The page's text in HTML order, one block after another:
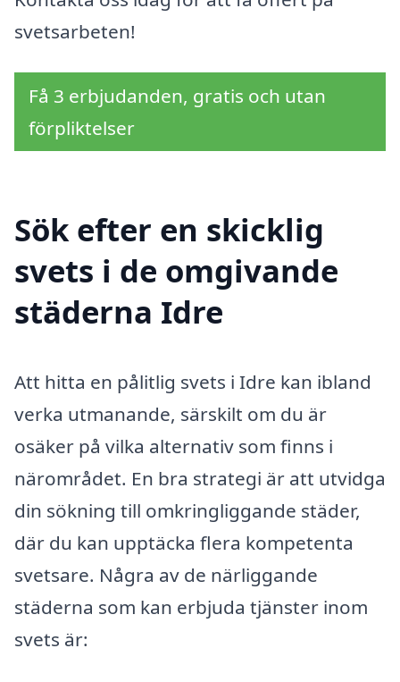
svetsarbeten!
Få 3 erbjudanden, gratis och utan
förpliktelser
Sök efter en skicklig
svets i de omgivande
städerna Idre
Att hitta en pålitlig svets i Idre kan ibland
verka utmanande, särskilt om du är
osäker på vilka alternativ som finns i
närområdet. En bra strategi är att utvidga
din sökning till omkringliggande städer,
där du kan upptäcka flera kompetenta
svetsare. Några av de närliggande
städerna som kan erbjuda tjänster inom
svets är: